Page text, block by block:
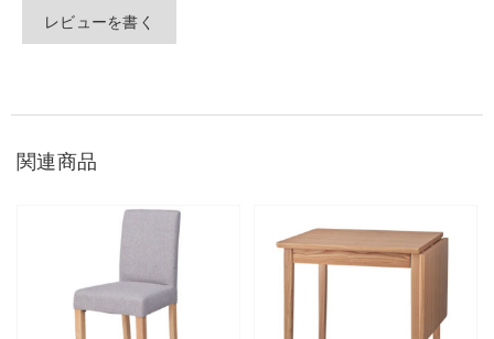
レビューを書く
関連商品